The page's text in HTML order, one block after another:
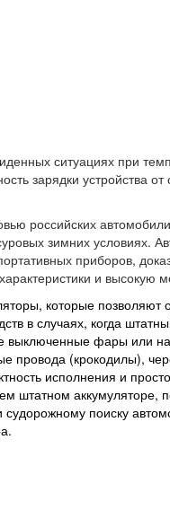
ситуациях при
зарядки устройства от
российских
зимних условиях.
приборов,
и высокую
которые позволяют
в случаях, когда
выключенные фары или
провода (крокодилы),
исполнения и
штатном аккумуляторе,
поиску